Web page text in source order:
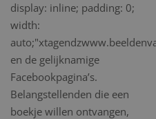
display: inline; padding: 0;
width:
en de gelijknamige
Facebookpagina’s.
Belangstellenden die een
boekje willen ontvangen,